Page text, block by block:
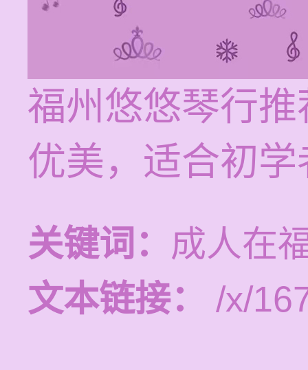
福州悠悠琴行推
优美，适合初
关键词： 成人在
文本链接：
/x/